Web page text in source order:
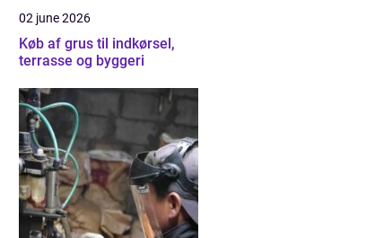
02 june 2026
Køb af grus til indkørsel,
terrasse og byggeri